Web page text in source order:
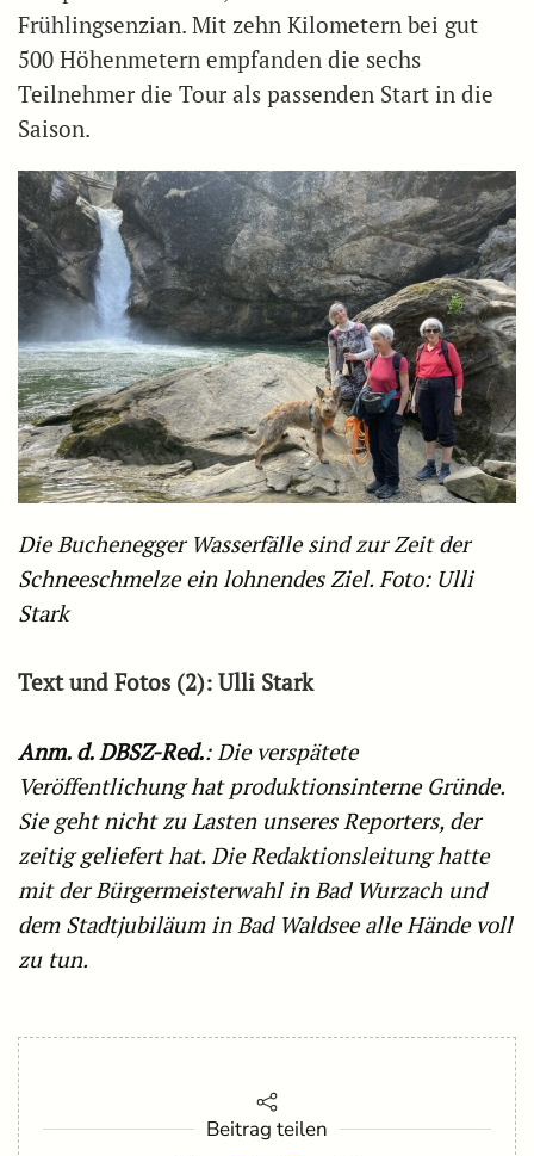
Frühlingsenzian. Mit zehn Kilometern bei gut
500 Höhenmetern empfanden die sechs
Teilnehmer die Tour als passenden Start in die
Saison.
Die Buchenegger Wasserfälle sind zur Zeit der
Schneeschmelze ein lohnendes Ziel. Foto: Ulli
Stark
Text und Fotos (2): Ulli Stark
Anm. d. DBSZ-Red.: Die verspätete
Veröffentlichung hat produktionsinterne Gründe.
Sie geht nicht zu Lasten unseres Reporters, der
zeitig geliefert hat. Die Redaktionsleitung hatte
mit der Bürgermeisterwahl in Bad Wurzach und
dem Stadtjubiläum in Bad Waldsee alle Hände voll
zu tun.
Beitrag teilen